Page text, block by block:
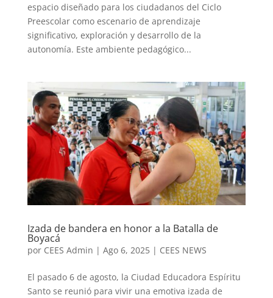
espacio diseñado para los ciudadanos del Ciclo
Preescolar como escenario de aprendizaje
significativo, exploración y desarrollo de la
autonomía. Este ambiente pedagógico...
Izada de bandera en honor a la Batalla de
Boyacá
por CEES Admin | Ago 6, 2025| CEES NEWS
El pasado 6 de agosto, la Ciudad Educadora Espíritu
Santo se reunió para vivir una emotiva izada de